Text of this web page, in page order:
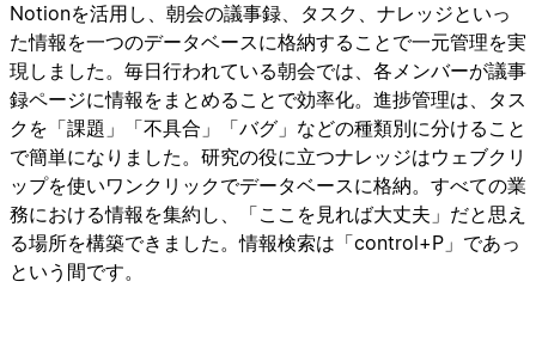
Notionを活用し、朝会の議事録、タスク、ナレッジといっ
た情報を一つのデータベースに格納することで一元管理を実
現しました。毎日行われている朝会では、各メンバーが議事
録ページに情報をまとめることで効率化。進捗管理は、タス
クを「課題」「不具合」「バグ」などの種類別に分けること
で簡単になりました。研究の役に立つナレッジはウェブクリ
ップを使いワンクリックでデータベースに格納。すべての業
務における情報を集約し、「ここを見れば大丈夫」だと思え
る場所を構築できました。情報検索は「control+P」であっ
という間です。